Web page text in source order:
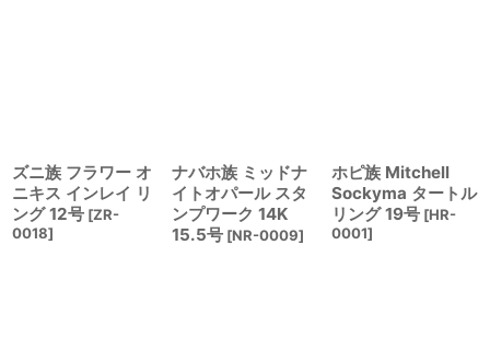
ズニ族 フラワー オ
ニキス インレイ リ
ング 12号 [ZR-
0018]
ナバホ族 ミッドナ
イトオパール スタ
ンプワーク 14K
15.5号 [NR-0009]
ホピ族 Mitchell
Sockyma タートル
リング 19号 [HR-
0001]